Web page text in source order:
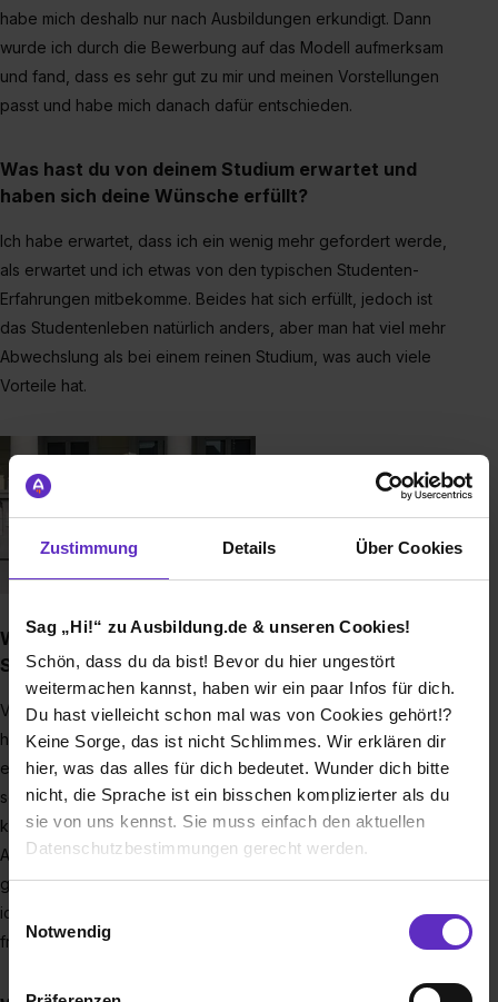
Zustimmung Details Über Cookies
Sag „Hi!“ zu Ausbildung.de & unseren Cookies!
Schön, dass du da bist! Bevor du hier ungestört
weitermachen kannst, haben wir ein paar Infos für dich.
Du hast vielleicht schon mal was von Cookies gehört!?
Keine Sorge, das ist nicht Schlimmes. Wir erklären dir
hier, was das alles für dich bedeutet. Wunder dich bitte
nicht, die Sprache ist ein bisschen komplizierter als du
sie von uns kennst. Sie muss einfach den aktuellen
Datenschutzbestimmungen gerecht werden.
Einwilligungsauswahl
Notwendig
habe mich deshalb nur nach Ausbildungen erkundigt. Dann
wurde ich durch die Bewerbung auf das Modell aufmerksam
und fand, dass es sehr gut zu mir und meinen Vorstellungen
passt und habe mich danach dafür entschieden.
Was hast du von deinem Studium erwartet und
haben sich deine Wünsche erfüllt?
Ich habe erwartet, dass ich ein wenig mehr gefordert werde,
als erwartet und ich etwas von den typischen Studenten-
Erfahrungen mitbekomme. Beides hat sich erfüllt, jedoch ist
das Studentenleben natürlich anders, aber man hat viel mehr
Abwechslung als bei einem reinen Studium, was auch viele
Vorteile hat.
Welche Aufgaben haben dir während deines
Studiums besonders viel Spaß gemacht?
Vor allem das Fach Persönlichkeits- und Sozialkompetenzen
hat mir viel Spaß gemacht und ich bin auch traurig, dass ich
es erst in über einem Jahr erneut habe. Dort konnte man
sehr viel über sich und seine Mitmenschen lernen und ich
konnte sehr viel daraus mitnehmen. Ich fand auch viele
Aufgaben, die ich selbstständig zu Hause machen konnte
gut, man ist sehr frei und selbstständig dabei. Ebenso freue
ich mich sehr auf das Fach "Wirtschaftspsychologie" und bin
froh, so viele unterschiedliche Bereiche kennenzulernen.